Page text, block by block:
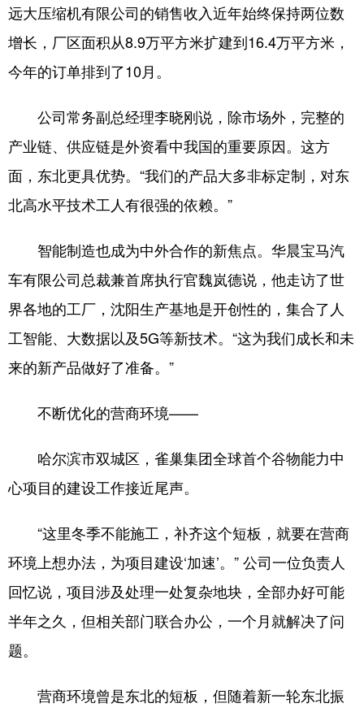
远大压缩机有限公司的销售收入近年始终保持两位数
增长，厂区面积从8.9万平方米扩建到16.4万平方米，
今年的订单排到了10月。
公司常务副总经理李晓刚说，除市场外，完整的
产业链、供应链是外资看中我国的重要原因。这方
面，东北更具优势。“我们的产品大多非标定制，对东
北高水平技术工人有很强的依赖。”
智能制造也成为中外合作的新焦点。华晨宝马汽
车有限公司总裁兼首席执行官魏岚德说，他走访了世
界各地的工厂，沈阳生产基地是开创性的，集合了人
工智能、大数据以及5G等新技术。“这为我们成长和未
来的新产品做好了准备。”
不断优化的营商环境——
哈尔滨市双城区，雀巢集团全球首个谷物能力中
心项目的建设工作接近尾声。
“这里冬季不能施工，补齐这个短板，就要在营商
环境上想办法，为项目建设‘加速’。” 公司一位负责人
回忆说，项目涉及处理一处复杂地块，全部办好可能
半年之久，但相关部门联合办公，一个月就解决了问
题。
营商环境曾是东北的短板，但随着新一轮东北振